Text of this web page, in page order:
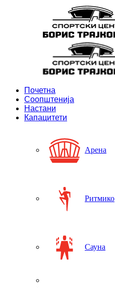
Почетна
Соопштенија
Настани
Капацитети
Арена
Ритмико
Сауна